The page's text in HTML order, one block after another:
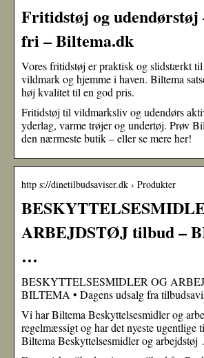
Fritidstøj og
fri – Biltema.dk
Vores fritidstøj er praktisk og slidstærkt
vildmark og hjemme i haven. Biltema
høj kvalitet til en god pris.
Fritidstøj til vildmarksliv og udendørs
yderlag, varme trøjer og undertøj. Prøv
den nærmeste butik – eller se mere her!
http s://dinetilbudsaviser.dk › Produkter
ARBEJDSTØJ tilbud –
…
BESKYTTELSESMIDLER OG
BILTEMA • Dagens udsalg fra
Vi har Biltema Beskyttelsesmidler og
regelmæssigt og har det nyeste ugentlige
Biltema Beskyttelsesmidler og